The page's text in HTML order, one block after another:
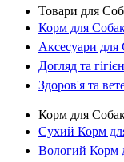
Товари для
Корм для
Аксесуари для
Догляд та
Здоров'я та
Корм для
Сухий Корм
Вологий Корм